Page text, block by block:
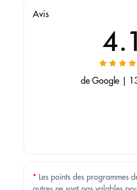
Avis
4.1
de Google |
* Les points des programmes